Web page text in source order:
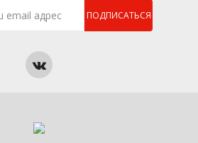
ПОДПИСАТЬСЯ